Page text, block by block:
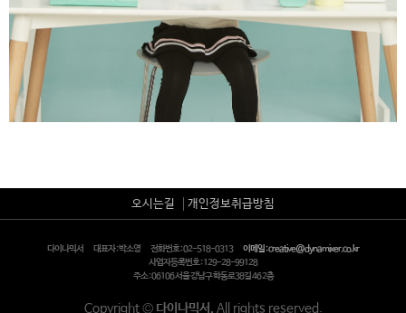
오시는길 개인정보취급방침
다이나믹서 대표자 : 박소영 전화번호 : 02-518-0313
이메일 : creative@dynamixer.co.kr
사업자등록번호 : 129-28-99128
주소 : 06106 서울 강남구 학동로38길 46 2층
Copyright© 다이나믹서. All rights reserved.